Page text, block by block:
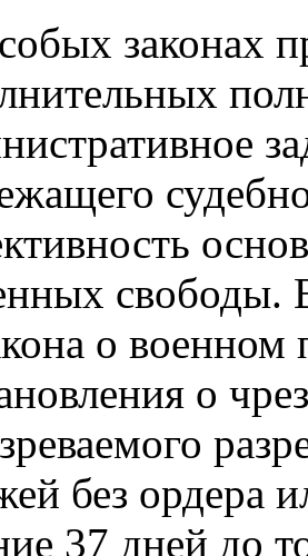
законах
свободы. В
о военном
о
без ордера
37 дней до